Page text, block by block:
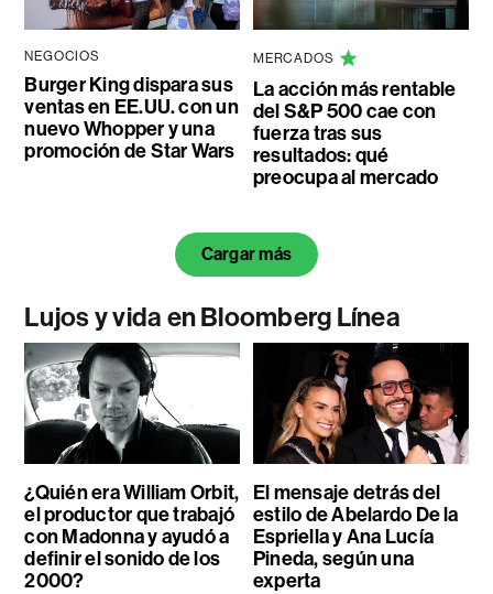
NEGOCIOS
Burger King dispara sus
ventas en EE.UU. con un
nuevo Whopper y una
promoción de Star Wars
MERCADOS
La acción más rentable
del S&P 500 cae con
fuerza tras sus
resultados: qué
preocupa al mercado
Cargar más
Lujos y vida en Bloomberg Línea
¿Quién era William Orbit,
el productor que trabajó
con Madonna y ayudó a
definir el sonido de los
2000?
El mensaje detrás del
estilo de Abelardo De la
Espriella y Ana Lucía
Pineda, según una
experta